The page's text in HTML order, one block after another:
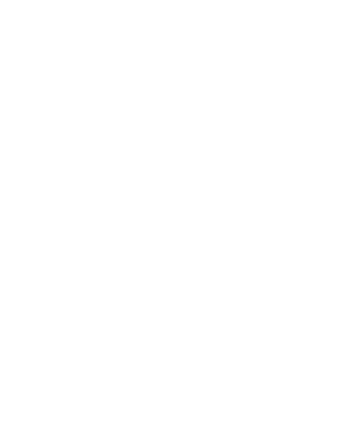
Rozsah a kvalita uvedených služeb a